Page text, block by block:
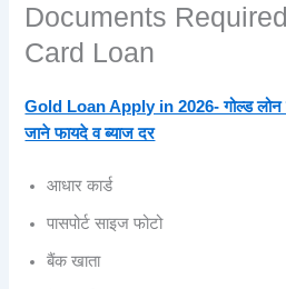
Documents
Card Loan
Gold Loan Apply in 2026- गोल्ड लोन
जाने फायदे व ब्याज दर
आधार कार्ड
पासपोर्ट साइज फोटो
बैंक खाता